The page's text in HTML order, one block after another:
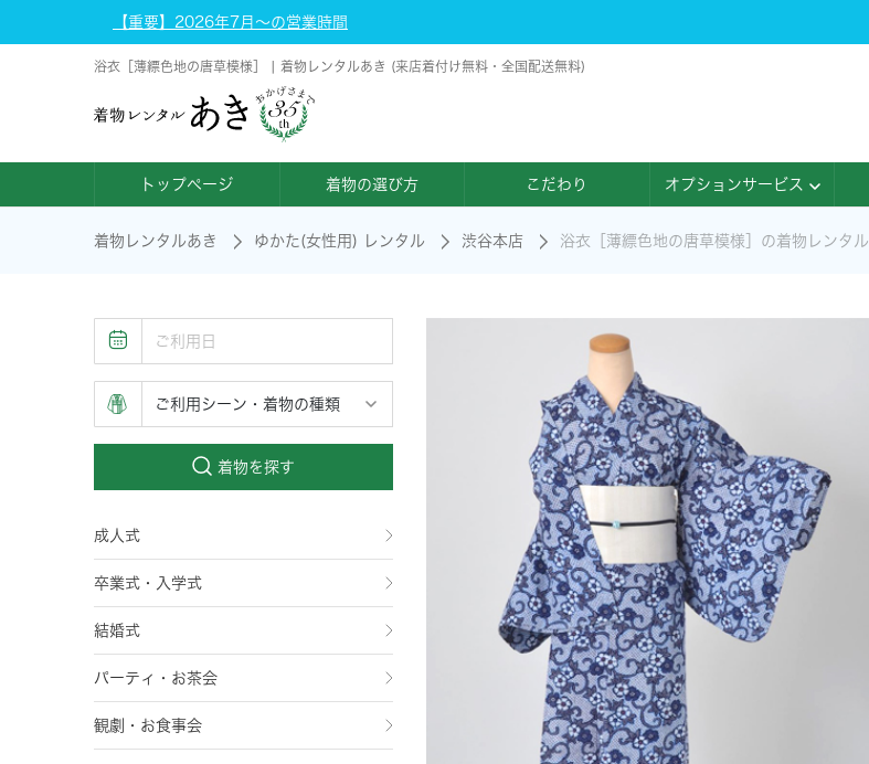
【重要】2026年7月～の営業時間
浴衣［薄縹色地の唐草模様］ | 着物レンタルあき (来店着付け無料・全国配送無料)
トップページ 着物の選び方 こだわり オプションサービス
着物レンタルあき ゆかた(女性用) レンタル 渋谷本店 浴衣［薄縹色地の唐草模様］の着物レンタル
着物を探す
成人式
卒業式・入学式
結婚式
パーティ・お茶会
観劇・お食事会